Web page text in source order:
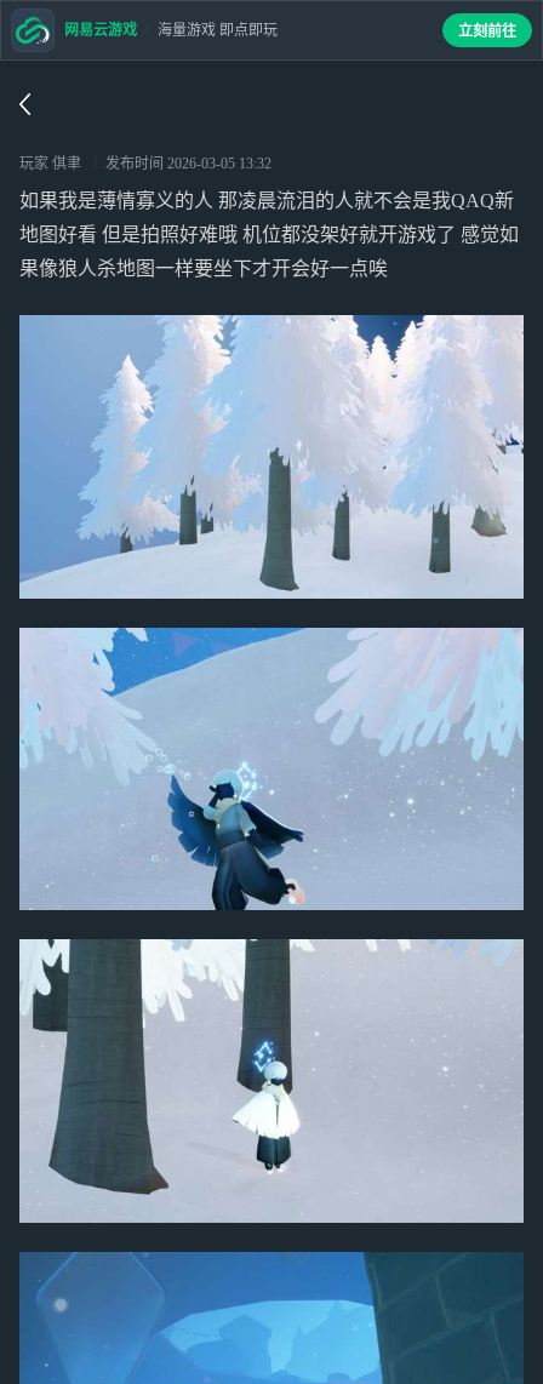
玩家 倛聿 发布时间 2026-03-05 13:32
如果我是薄情寡义的人 那凌晨流泪的人就不会是我QAQ新
地图好看 但是拍照好难哦 机位都没架好就开游戏了 感觉如
果像狼人杀地图一样要坐下才开会好一点唉
网易云游戏 海量游戏 即点即玩 立刻前往